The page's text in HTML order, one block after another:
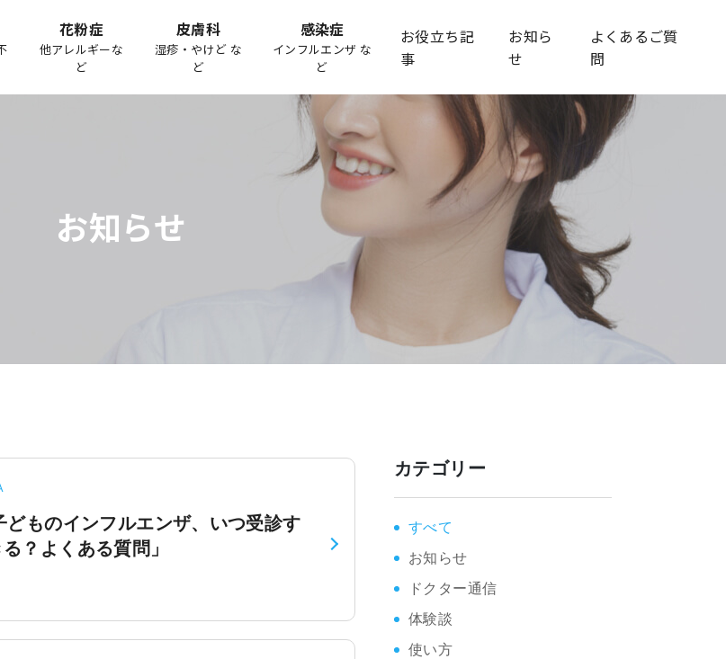
花粉症
他アレルギーな
ど
皮膚科
湿疹・やけど な
ど
感染症
インフルエンザ な
ど
お役立ち記
事
お知ら
せ
よくあるご質
問
お知らせ
ものインフルエンザ、いつ受診す
？よくある質問」
カテゴリー
すべて
お知らせ
ドクター通信
体験談
使い方